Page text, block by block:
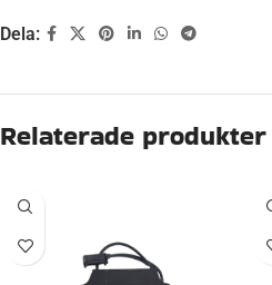
Dela:
Beskrivning
SIDA